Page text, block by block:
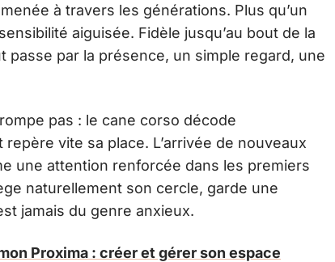
à travers les générations. Plus qu’un
aiguisée. Fidèle jusqu’au bout de la
passe par la présence, un simple regard, une
pas : le cane corso décode
vite sa place. L’arrivée de nouveaux
une attention renforcée dans les premiers
naturellement son cercle, garde une
jamais du genre anxieux.
Proxima : créer et gérer son espace